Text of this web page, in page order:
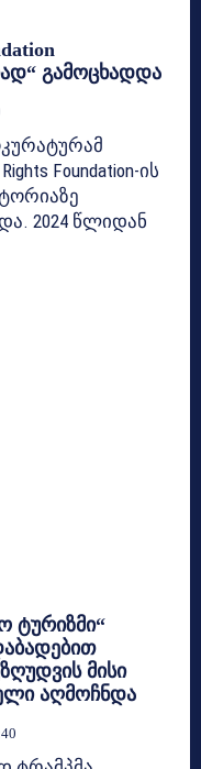
გამოცხადდა
Foundation-ის
2024 წლიდან
ტურიზმი“
მისი
აღმოჩნდა